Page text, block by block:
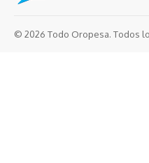
© 2026 Todo Oropesa. Todos